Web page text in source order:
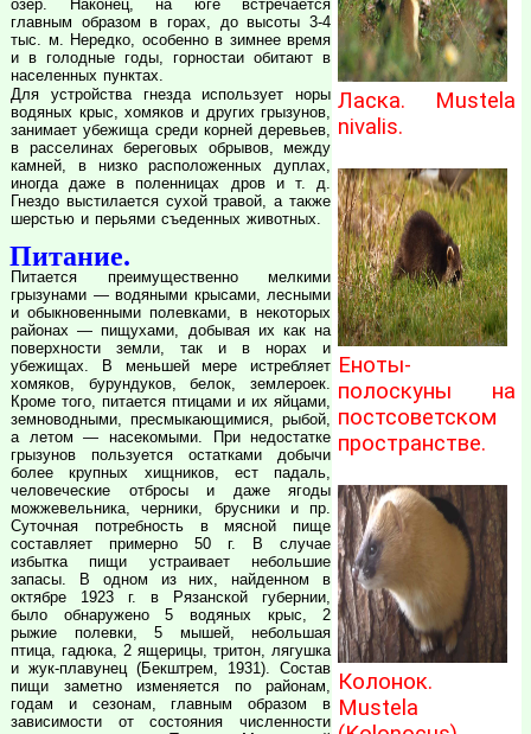
озер. Наконец, на юге встречается
главным образом в горах, до высоты 3-4
тыс. м. Нередко, особенно в зимнее время
и в голодные годы, горностаи обитают в
населенных пунктах.
Для устройства гнезда использует норы
водяных крыс, хомяков и других грызунов,
занимает убежища среди корней деревьев,
в расселинах береговых обрывов, между
камней, в низко расположенных дуплах,
иногда даже в поленницах дров и т. д.
Гнездо выстилается сухой травой, а также
шерстью и перьями съеденных животных.
Питание.
Питается преимущественно мелкими
грызунами — водяными крысами, лесными
и обыкновенными полевками, в некоторых
районах — пищухами, добывая их как на
поверхности земли, так и в норах и
убежищах. В меньшей мере истребляет
хомяков, бурундуков, белок, землероек.
Кроме того, питается птицами и их яйцами,
земноводными, пресмыкающимися, рыбой,
а летом — насекомыми. При недостатке
грызунов пользуется остатками добычи
более крупных хищников, ест падаль,
человеческие отбросы и даже ягоды
можжевельника, черники, брусники и пр.
Суточная потребность в мясной пище
составляет примерно 50 г. В случае
избытка пищи устраивает небольшие
запасы. В одном из них, найденном в
октябре 1923 г. в Рязанской губернии,
было обнаружено 5 водяных крыс, 2
рыжие полевки, 5 мышей, небольшая
птица, гадюка, 2 ящерицы, тритон, лягушка
и жук-плавунец (Бекштрем, 1931). Состав
пищи заметно изменяется по районам,
годам и сезонам, главным образом в
зависимости от состояния численности
Ласка. Mustela
nivalis.
Еноты-
полоскуны на
постсоветском
пространстве.
Колонок.
Mustela